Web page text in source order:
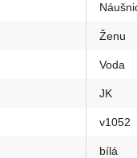
Ženu
Voda
JK
v1052
bílá